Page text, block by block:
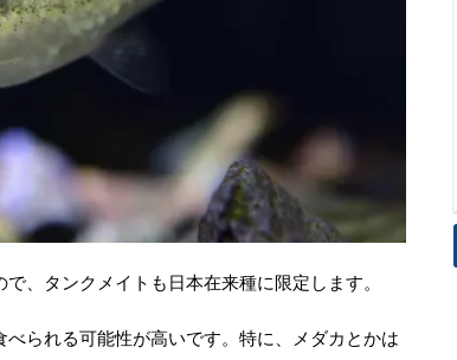
、タンクメイトも日本在来種に限定します。
られる可能性が高いです。特に、メダカとかは